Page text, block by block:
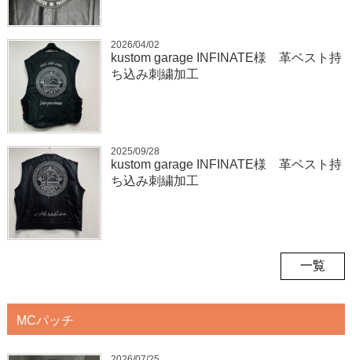
2026/04/02
kustom garage INFINATE様 革ベスト持
ち込み刺繍加工
2025/09/28
kustom garage INFINATE様 革ベスト持
ち込み刺繍加工
一覧
MCパッチ